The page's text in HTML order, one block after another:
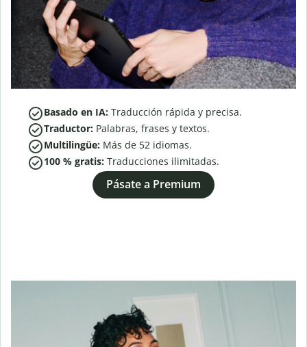
Basado en IA: Traducción rápida y precisa.
Traductor: Palabras, frases y textos.
Multilingüe: Más de 52 idiomas.
100 % gratis: Traducciones ilimitadas.
Pásate a Premium